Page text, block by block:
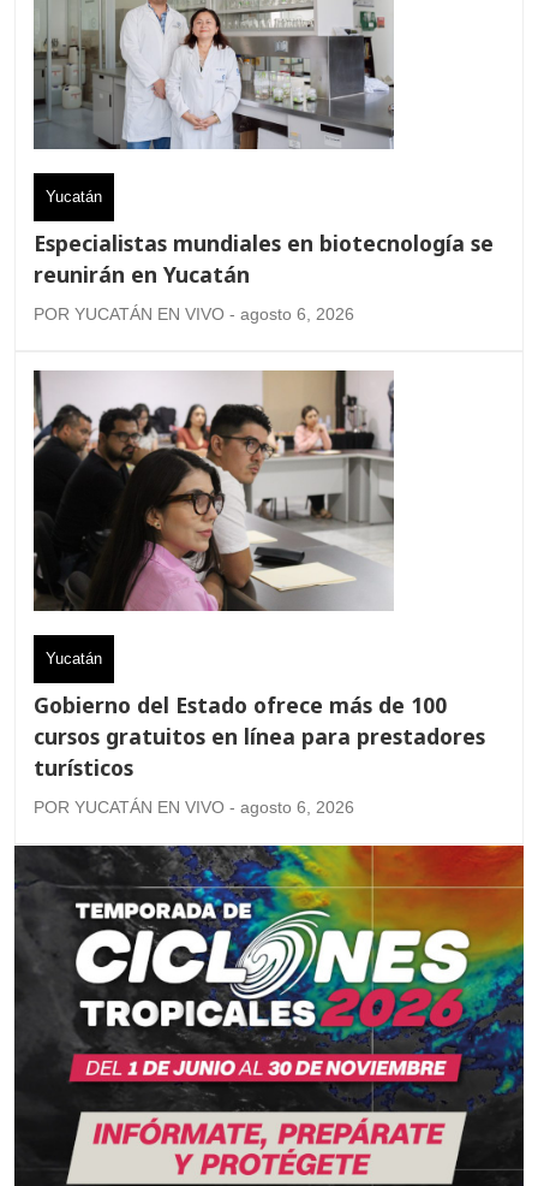
Yucatán
Especialistas mundiales en biotecnología se
reunirán en Yucatán
POR YUCATÁN EN VIVO - agosto 6, 2026
Yucatán
Gobierno del Estado ofrece más de 100
cursos gratuitos en línea para prestadores
turísticos
POR YUCATÁN EN VIVO - agosto 6, 2026